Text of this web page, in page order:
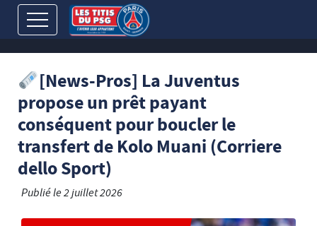
[News-Pros] La Juventus
propose un prêt payant
conséquent pour boucler le
transfert de Kolo Muani (Corriere
dello Sport)
Publié le2 juillet 2026